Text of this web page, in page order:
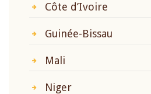
Côte d’Ivoire
Guinée-Bissau
Mali
Niger